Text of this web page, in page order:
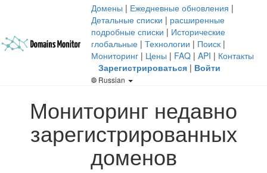
Домены | Ежедневные обновления |
Детальные списки | расширенные
подробные списки | Исторические
глобальные | Технологии | Поиск |
Мониторинг | Цены | FAQ | API | Контакты
Зарегистрироваться | Войти
Russian
Мониторинг недавно
зарегистрированных
доменов